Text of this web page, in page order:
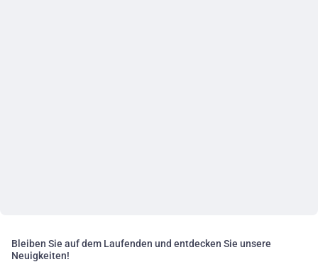
Bleiben Sie auf dem Laufenden und entdecken Sie unsere
Neuigkeiten!